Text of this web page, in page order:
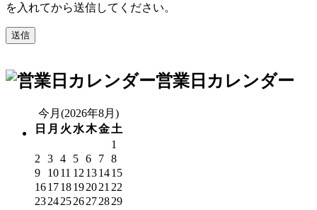
を入れてから送信してください。
営業日カレンダー
今月(2026年8月)
日 月 火 水木金土
1
2
3 4 5 6 7 8
9
1011 12 131415
161718192021 22
23242526272829